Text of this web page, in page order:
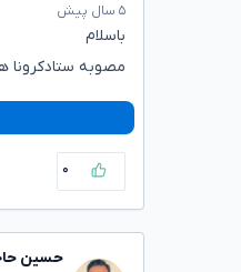
۵ سال پیش
باسلام
مصوبه ستادکرونا
۰
حسین